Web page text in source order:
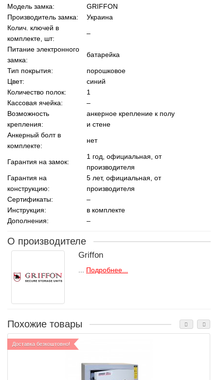
Модель замка:
GRIFFON
Производитель замка:
Украина
Колич. ключей в
комплекте, шт:
–
Питание электронного
замка:
батарейка
Тип покрытия:
порошковое
Цвет:
синий
Количество полок:
1
Кассовая ячейка:
–
Возможность
крепления:
анкерное крепление к полу
и стене
Анкерный болт в
комплекте:
нет
Гарантия на замок:
1 год, официальная, от
производителя
Гарантия на
конструкцию:
5 лет, официальная, от
производителя
Сертификаты:
–
Инструкция:
в комплекте
Дополнения:
–
О производителе
Griffon
Подробнее...
Похожие товары
Доставка безкоштовно!